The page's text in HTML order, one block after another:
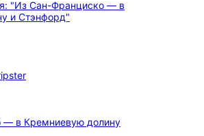
— в Кремниевую долину